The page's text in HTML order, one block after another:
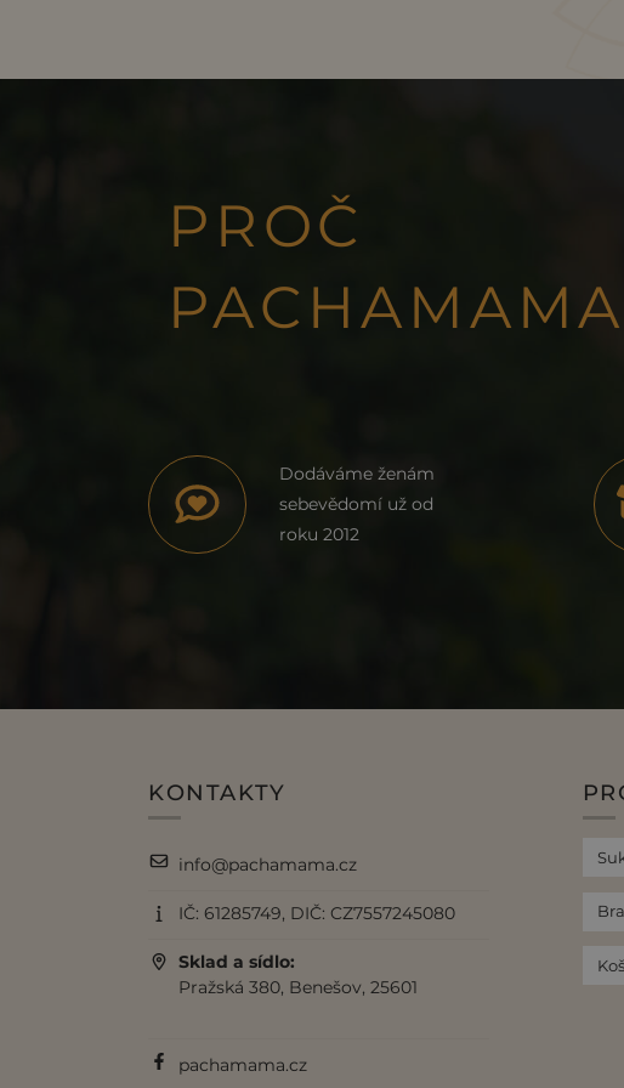
PROČ
PACHAMAMA
Dodáváme ženám
sebevědomí už od
roku 2012
KONTAKTY
info@pachamama.cz
IČ: 61285749, DIČ: CZ7557245080
Sklad a sídlo:
Pražská 380, Benešov, 25601
pachamama.cz